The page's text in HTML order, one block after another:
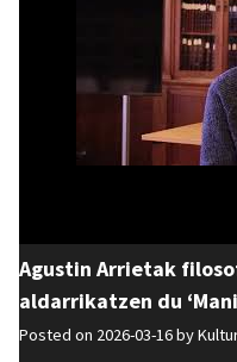
Agustin Arrietak
aldarrikatzen du
Posted on 2026-03-16 by